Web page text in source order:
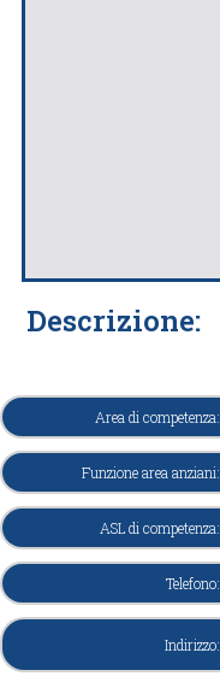
Descrizione:
Area di competenza:
Funzione area anziani:
ASL di competenza:
Telefono:
Indirizzo: